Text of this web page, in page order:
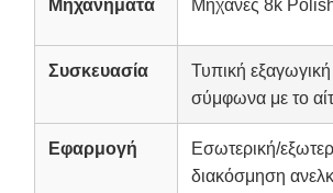
Μηχανήματα Μηχανές 8k
Συσκευασία
Τυπική
σύμφωνα με το
Εφαρμογή
Εσωτερική/
διακόσμηση